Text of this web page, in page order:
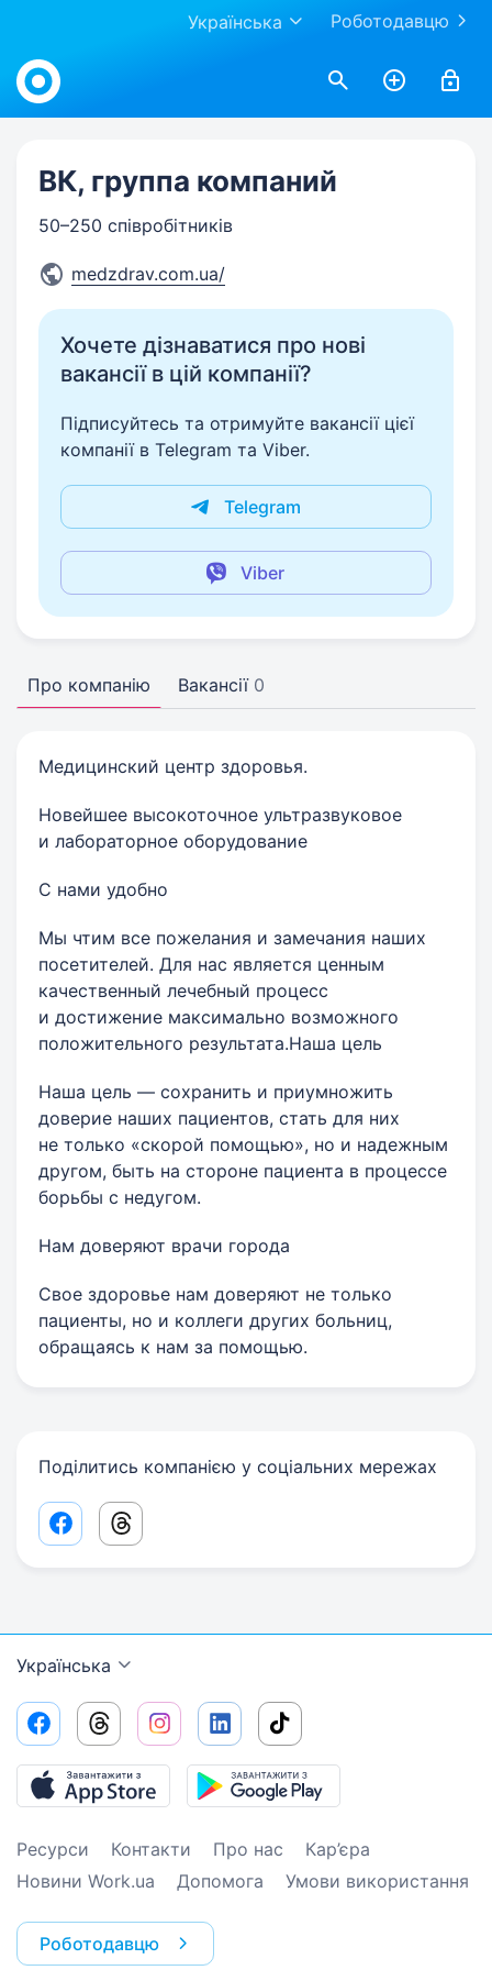
Роботодавцю
Українська
Work.ua
ВК, группа компаний
50–250 співробітників
medzdrav.com.ua/
Хочете дізнаватися про нові
вакансії в цій компанії?
Підписуйтесь та отримуйте вакансії цієї
компанії в Telegram та Viber.
Telegram
Viber
Про компанію Вакансії 0
Медицинский центр здоровья.
Новейшее высокоточное ультразвуковое
и лабораторное оборудование
С нами удобно
Мы чтим все пожелания и замечания наших
посетителей. Для нас является ценным
качественный лечебный процесс
и достижение максимально возможного
положительного результата.Наша цель
Наша цель — сохранить и приумножить
доверие наших пациентов, стать для них
не только «скорой помощью», но и надежным
другом, быть на стороне пациента в процессе
борьбы с недугом.
Нам доверяют врачи города
Свое здоровье нам доверяют не только
пациенты, но и коллеги других больниц,
обращаясь к нам за помощью.
Поділитись компанією у соціальних мережах
Facebook share link
Threads share link
Українська
Ресурси Контакти Про нас
Кар’єра
Новини Work.ua
Допомога Умови використання
Роботодавцю